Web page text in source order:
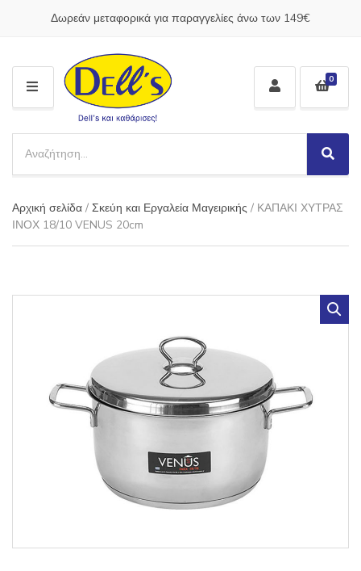
Δωρεάν μεταφορικά για παραγγελίες άνω των 149€
M
E
N
U
a
e
g
o
a
c
h
p
d
S
e
r
h
0
Αρχική σελίδα / Σκεύη και Εργαλεία Μαγειρικής / ΚΑΠΑΚΙ ΧΥΤΡΑΣ
ΙΝΟΧ 18/10 VENUS 20cm